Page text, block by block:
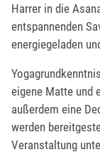
Harrer in die
entspannenden
energiegeladen
eigene Matte und
außerdem eine
werden
Veranstaltung